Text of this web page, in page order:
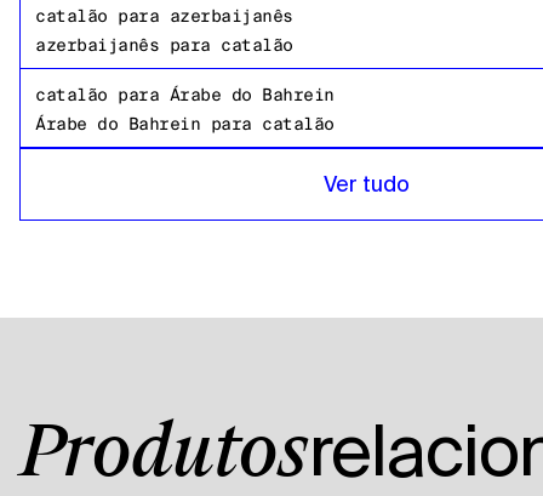
catalão para azerbaijanês
azerbaijanês para catalão
catalão para Árabe do Bahrein
Árabe do Bahrein para catalão
Bangladesh Bengali
Inglês americano paracatalão
Ver tudo
Produtos